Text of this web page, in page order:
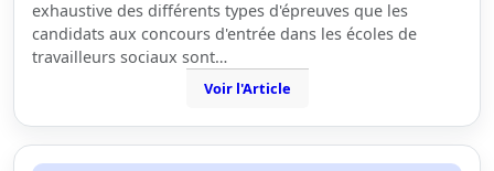
exhaustive des différents types d'épreuves que les
candidats aux concours d'entrée dans les écoles de
travailleurs sociaux sont…
Voir l'Article